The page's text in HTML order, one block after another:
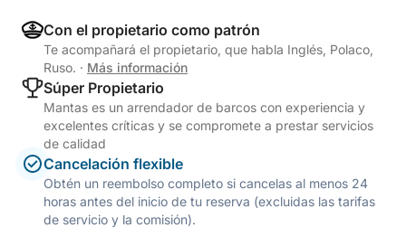
Con el propietario como patrón
Te acompañará el propietario, que habla Inglés, Polaco,
Ruso. · Más información
Súper Propietario
Mantas es un arrendador de barcos con experiencia y
excelentes críticas y se compromete a prestar servicios
de calidad
Cancelación flexible
Obtén un reembolso completo si cancelas al menos 24
horas antes del inicio de tu reserva (excluidas las tarifas
de servicio y la comisión).